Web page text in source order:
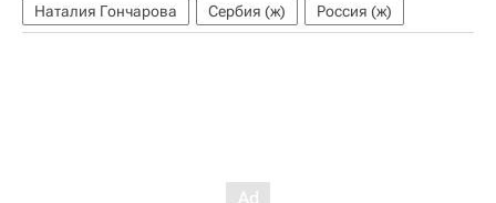
Наталия Гончарова Сербия (ж) Россия (ж)